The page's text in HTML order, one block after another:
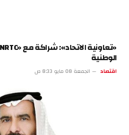
الوطنية
اقتصاد الجمعة 08 مايو 8:33 ص